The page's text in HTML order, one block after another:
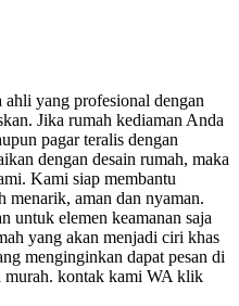
yang profesional dengan
Jika rumah kediaman Anda
pagar teralis dengan
dengan desain rumah, maka
Kami siap membantu
aman dan nyaman.
untuk elemen keamanan saja
yang akan menjadi ciri khas
menginginkan dapat pesan di
murah. kontak kami WA klik